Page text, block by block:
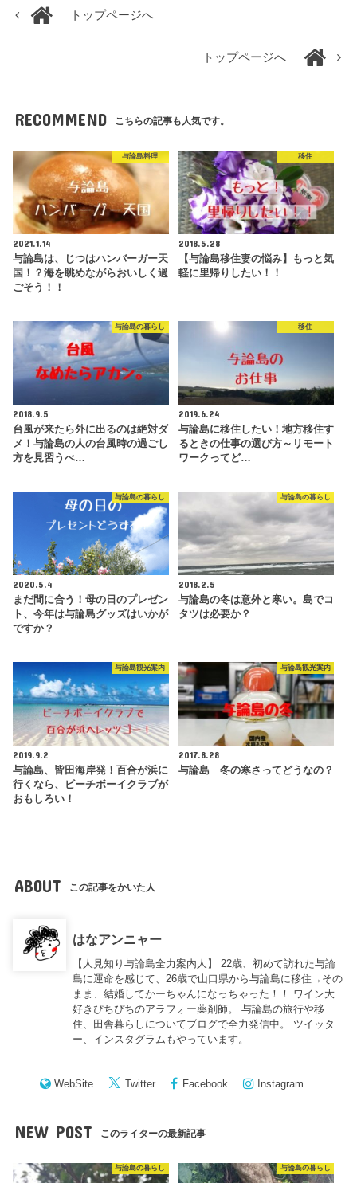
トップページへ
トップページへ
RECOMMEND こちらの記事も人気です。
与論島料理
2021.1.14
与論島は、じつはハンバーガー天
国！？海を眺めながらおいしく過
ごそう！！
移住
2018.5.28
【与論島移住妻の悩み】もっと気
軽に里帰りしたい！！
与論島の暮らし
2018.9.5
台風が来たら外に出るのは絶対ダ
メ！与論島の人の台風時の過ごし
方を見習うべ…
移住
2019.6.24
与論島に移住したい！地方移住す
るときの仕事の選び方～リモート
ワークってど…
与論島の暮らし
2020.5.4
まだ間に合う！母の日のプレゼン
ト、今年は与論島グッズはいかが
ですか？
与論島の暮らし
2018.2.5
与論島の冬は意外と寒い。島でコ
タツは必要か？
与論島観光案内
2019.9.2
与論島、皆田海岸発！百合が浜に
行くなら、ビーチボーイクラブが
おもしろい！
与論島観光案内
2017.8.28
与論島 冬の寒さってどうなの？
ABOUT この記事をかいた人
はなアンニャー
【人見知り与論島全力案内人】 22歳、初めて訪れた与論
島に運命を感じて、26歳で山口県から与論島に移住→その
まま、結婚してかーちゃんになっちゃった！！ ワイン大
好きぴちぴちのアラフォー薬剤師。 与論島の旅行や移
住、田舎暮らしについてブログで全力発信中。 ツイッタ
ー、インスタグラムもやっています。
WebSite Twitter Facebook Instagram
NEW POST このライターの最新記事
与論島の暮らし 与論島の暮らし